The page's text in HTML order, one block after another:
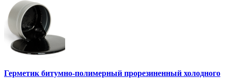
Герметик битумно-полимерный прорезиненный холодного